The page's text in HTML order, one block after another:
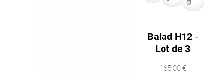
Aperçu rapide
Balad H12 -
Lot de 3
Prix
165,00 €